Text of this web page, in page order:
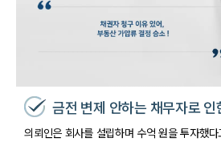
금전 변제 안하는 채무자로
의뢰인은 회사를 설립하며 수억 원을 투자했